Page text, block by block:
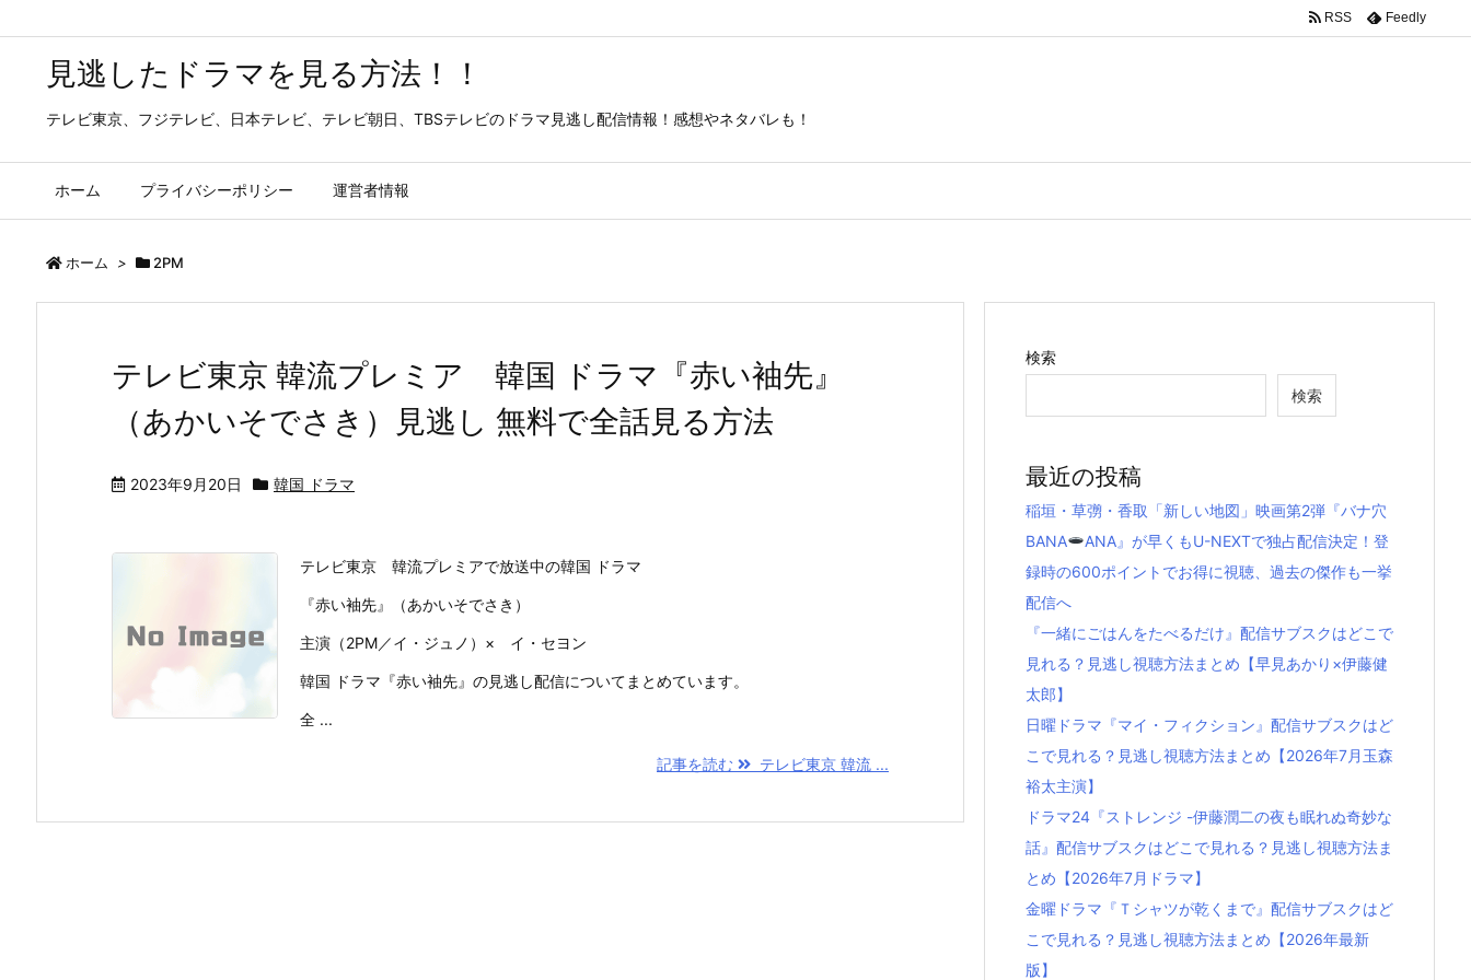
見逃したドラマを見る方法！！
テレビ東京、フジテレビ、日本テレビ、テレビ朝日、TBSテレビのドラマ見逃し配信情報！感想やネタバレも！
ホーム プライバシーポリシー 運営者情報
RSS Feedly
ホーム > 2PM
テレビ東京 韓流プレミア 韓国 ドラマ『赤い袖先』
（あかいそでさき）見逃し 無料で全話見る方法
2023年9月20日 韓国 ドラマ
テレビ東京 韓流プレミアで放送中の韓国 ドラマ
『赤い袖先』（あかいそでさき）
主演（2PM／イ・ジュノ）× イ・セヨン
韓国 ドラマ『赤い袖先』の見逃し配信についてまとめています。
全 ...
記事を読む テレビ東京 韓流 ...
検索
検索
最近の投稿
稲垣・草彅・香取「新しい地図」映画第2弾『バナ穴
BANA
ANA』が早くもU-NEXTで独占配信決定！登
録時の600ポイントでお得に視聴、過去の傑作も一挙
配信へ
『一緒にごはんをたべるだけ』配信サブスクはどこで
見れる？見逃し視聴方法まとめ【早見あかり×伊藤健
太郎】
日曜ドラマ『マイ・フィクション』配信サブスクはど
こで見れる？見逃し視聴方法まとめ【2026年7月玉森
裕太主演】
ドラマ24『ストレンジ -伊藤潤二の夜も眠れぬ奇妙な
話』配信サブスクはどこで見れる？見逃し視聴方法ま
とめ【2026年7月ドラマ】
金曜ドラマ『Ｔシャツが乾くまで』配信サブスクはど
こで見れる？見逃し視聴方法まとめ【2026年最新
版】